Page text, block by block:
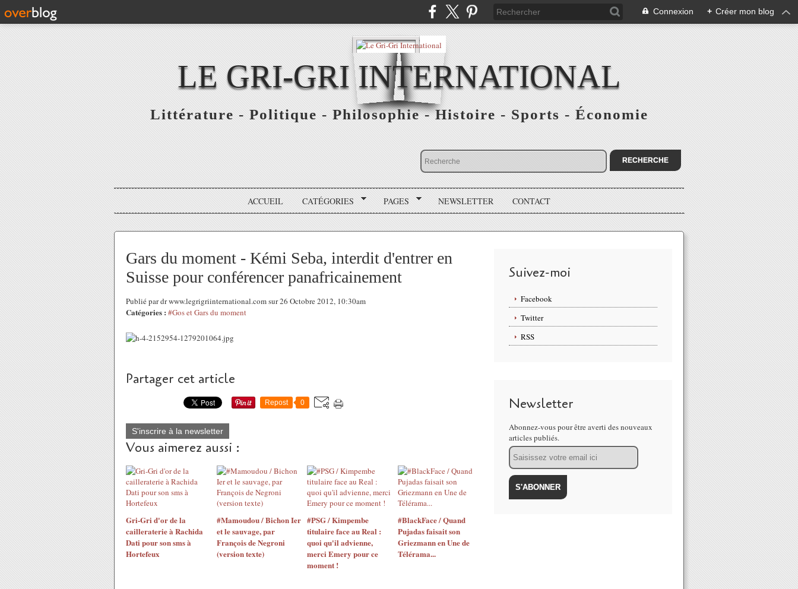
Connexion + Créer mon blog
LE GRI-GRI INTERNATIONAL
Littérature - Politique - Philosophie - Histoire - Sports - Économie
ACCUEIL CATÉGORIES PAGES NEWSLETTER CONTACT
Gars du moment - Kémi Seba, interdit d'entrer en
Suisse pour conférencer panafricainement
Publié par dr www.legrigriinternational.com sur 26 Octobre 2012, 10:30am
Catégories : #Gos et Gars du moment
Partager cet article
Repost 0
S'inscrire à la newsletter
Vous aimerez aussi :
Gri-Gri d'or de la
cailleraterie à Rachida
Dati pour son sms à
Hortefeux
#Mamoudou / Bichon Ier
et le sauvage, par
François de Negroni
(version texte)
#PSG / Kimpembe
titulaire face au Real :
quoi qu'il advienne,
merci Emery pour ce
moment !
#BlackFace / Quand
Pujadas faisait son
Griezmann en Une de
Télérama...
Suivez-moi
Facebook
Twitter
RSS
Newsletter
Abonnez-vous pour être averti des nouveaux
articles publiés.
Email